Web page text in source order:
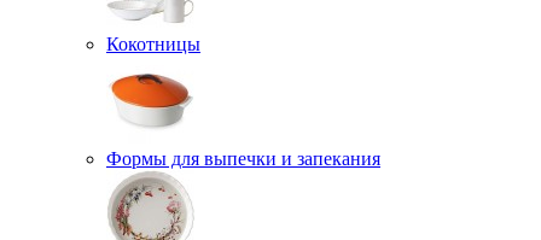
Кокотницы
Формы для выпечки и запекания